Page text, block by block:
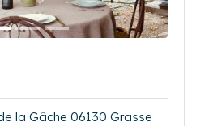
la Gâche 06130 Grasse